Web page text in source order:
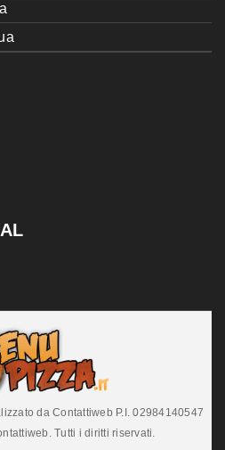
da Contattiweb P.I. 02984140547
Tutti i diritti riservati.